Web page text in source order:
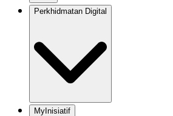
Perkhidmatan Digital
MyInisiatif